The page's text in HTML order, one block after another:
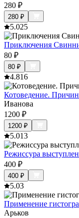
280 ₽
280 ₽
5.025
Приключения
80 ₽
80 ₽
4.816
Котоведение.
Иванова
1200 ₽
1200 ₽
5.013
Режиссура
400 ₽
400 ₽
5.03
Применение
Арьков